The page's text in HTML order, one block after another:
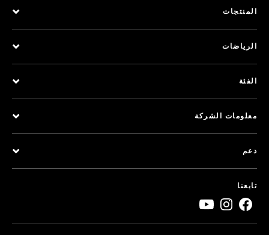
المنتجات
الرياضات
الفئة
معلومات الشركة
دعم
تابعنا